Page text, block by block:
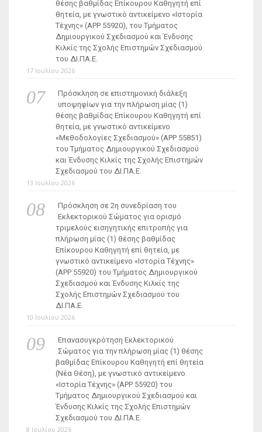
θέσης βαθμίδας Επίκουρου Καθηγητή επί
θητεία, με γνωστικό αντικείμενο «Ιστορία
Τέχνης» (ΑΡΡ 55920), του Τμήματος
Δημιουργικού Σχεδιασμού και Ένδυσης
Κιλκίς της Σχολής Επιστημών Σχεδιασμού
του ΔΙ.ΠΑ.Ε.
17 Ιουλίου 2026
Πρόσκληση σε επιστημονική διάλεξη
υποψηφίων για την πλήρωση μίας (1)
θέσης βαθμίδας Επίκουρου Καθηγητή επί
θητεία, με γνωστικό αντικείμενο
«Μεθοδολογίες Σχεδιασμού» (ΑΡΡ 55851)
του Τμήματος Δημιουργικού Σχεδιασμού
και Ένδυσης Κιλκίς της Σχολής Επιστημών
Σχεδιασμού του ΔΙ.ΠΑ.Ε.
13 Ιουλίου 2026
Πρόσκληση σε 2η συνεδρίαση του
Εκλεκτορικού Σώματος για ορισμό
τριμελούς εισηγητικής επιτροπής για
πλήρωση μίας (1) θέσης βαθμίδας
Επίκουρου Καθηγητή επί θητεία, με
γνωστικό αντικείμενο «Ιστορία Τέχνης»
(ΑΡΡ 55920) του Τμήματος Δημιουργικού
Σχεδιασμού και Ένδυσης Κιλκίς της
Σχολής Επιστημών Σχεδιασμού του
ΔΙ.ΠΑ.Ε.
10 Ιουλίου 2026
Επανασυγκρότηση Εκλεκτορικού
Σώματος για την πλήρωση μίας (1) θέσης
βαθμίδας Επίκουρου Καθηγητή επί θητεία
(Νέα Θέση), με γνωστικό αντικείμενο
«Ιστορία Τέχνης» (ΑΡΡ 55920) του
Τμήματος Δημιουργικού Σχεδιασμού και
Ένδυσης Κιλκίς της Σχολής Επιστημών
Σχεδιασμού του ΔΙ.ΠΑ.Ε.
8 Ιουλίου 2026